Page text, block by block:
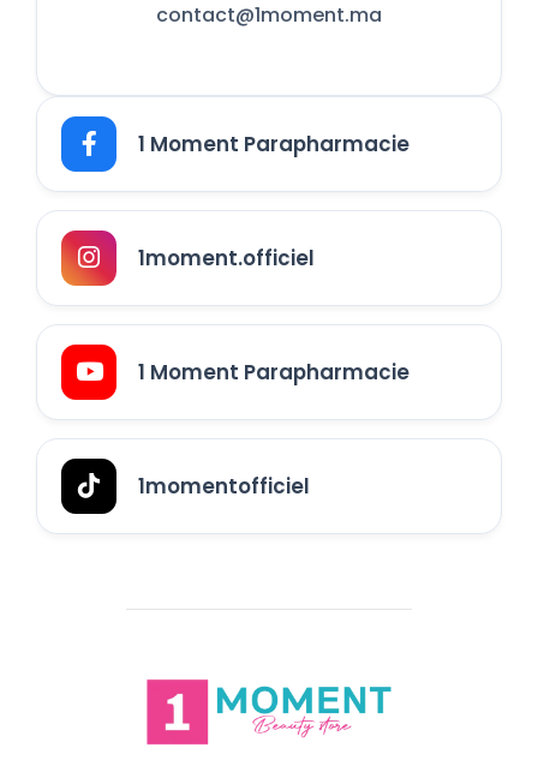
contact@1moment.ma
1 Moment Parapharmacie
1moment.officiel
1 Moment Parapharmacie
1momentofficiel